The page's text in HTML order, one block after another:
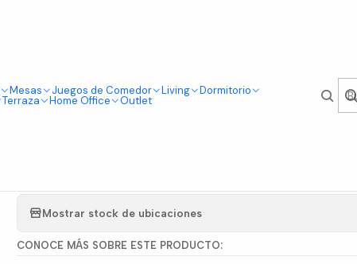
Mesas Juegos de Comedor Living Dormitorio
Terraza Home Office Outlet
|
Velador Antioquie
Mostrar stock de ubicaciones
CONOCE MÁS SOBRE ESTE PRODUCTO: